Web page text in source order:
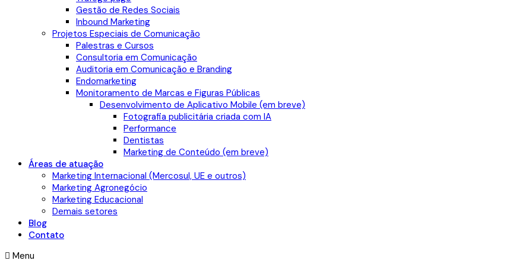
Gestão de Redes Sociais
Inbound Marketing
Projetos Especiais de Comunicação
Palestras e Cursos
Consultoria em Comunicação
Auditoria em Comunicação e Branding
Endomarketing
Monitoramento de Marcas e Figuras Públicas
Desenvolvimento de Aplicativo Mobile (em breve)
Fotografia publicitária criada com IA
Performance
Dentistas
Marketing de Conteúdo (em breve)
Áreas de atuação
Marketing Internacional (Mercosul, UE e outros)
Marketing Agronegócio
Marketing Educacional
Demais setores
Blog
Contato
Menu